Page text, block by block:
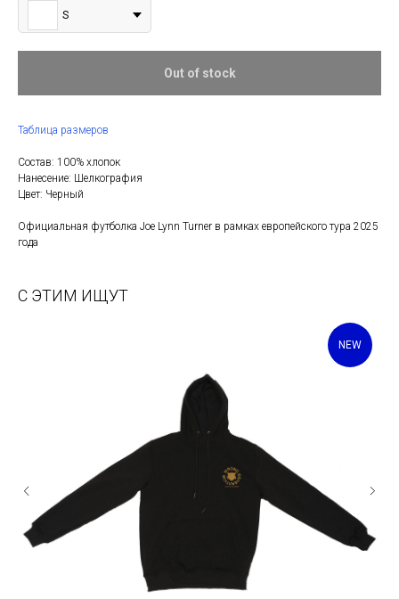
S
Out of stock
Таблица размеров
Состав: 100% хлопок
Нанесение: Шелкография
Цвет: Черный
Официальная футболка Joe Lynn Turner в рамках европейского тура 2025
года
С ЭТИМ ИЩУТ
NEW